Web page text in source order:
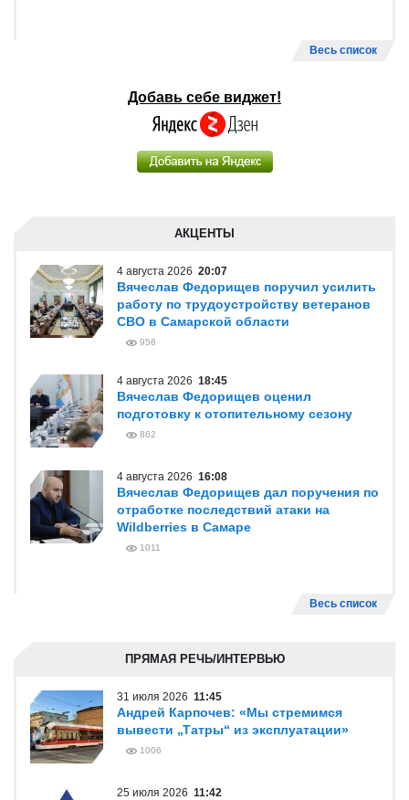
Весь список
Добавь себе виджет!
АКЦЕНТЫ
4 августа 2026 20:07
Вячеслав Федорищев поручил усилить
работу по трудоустройству ветеранов
СВО в Самарской области
956
4 августа 2026 18:45
Вячеслав Федорищев оценил
подготовку к отопительному сезону
862
4 августа 2026 16:08
Вячеслав Федорищев дал поручения по
отработке последствий атаки на
Wildberries в Самаре
1011
Весь список
ПРЯМАЯ РЕЧЬ/ИНТЕРВЬЮ
31 июля 2026 11:45
Андрей Карпочев: «Мы стремимся
вывести „Татры“ из эксплуатации»
1006
25 июля 2026 11:42